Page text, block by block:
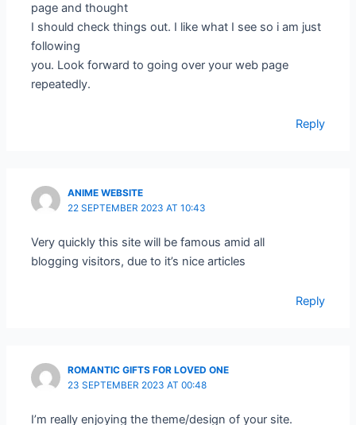
page and thought
I should check things out. I like what I see so i am just
following
you. Look forward to going over your web page
repeatedly.
Reply
ANIME WEBSITE
22 SEPTEMBER 2023 AT 10:43
Very quickly this site will be famous amid all
blogging visitors, due to it’s nice articles
Reply
ROMANTIC GIFTS FOR LOVED ONE
23 SEPTEMBER 2023 AT 00:48
I’m really enjoying the theme/design of your site.